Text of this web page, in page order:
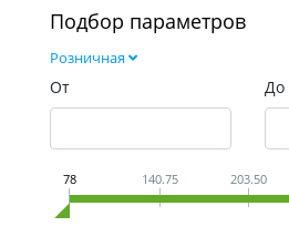
Подбор параметров
Розничная
От До
78 140.75 203.50